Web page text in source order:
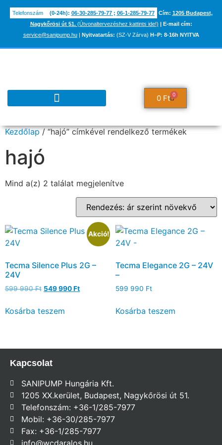
Telefonszám (0-24h): 06-30-285-79-77; 06-1-285-79-77 Cím: 1205 Budapest,
Nagykőrösi út 51.(Útvonaltervezéshez kattints ide!) | E-mail cím:
service@sanipump.hu| Nyitvatartás: (SZ-V Zárva) H–P: 8-16h NYITVA
0 Ft 0
Kezdőlap/ “hajó” címkével rendelkező termékek
hajó
Mind a(z) 2 találat megjelenítve
Akció!
Tecma Silence Plus 2G –
24V
599 990Ft 549 990Ft
Kosárba teszem
Tecma Elegance 2G – 24V
–
599 990 Ft
Kosárba teszem
Kapcsolat
SANIPUMP Hungária Kft.
1205 XX.kerület, Budapest, Nagykőrösi út 51.
Telefonszám: +36-1/285-7977
Mobil: +36-30/285-7977
Fax: +36-1/285-7977